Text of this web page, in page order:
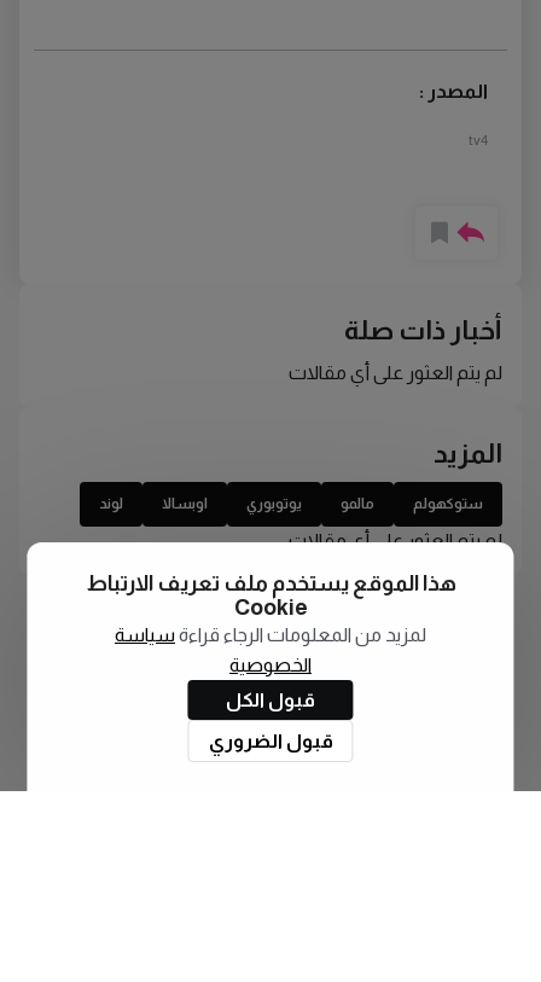
المصدر :
tv4
أخبار ذات صلة
لم يتم العثور على أي مقالات
المزيد
ستوكهولم مالمو يوتوبوري اوبسالا لوند
لم يتم العثور على أي مقالات
هذا الموقع يستخدم ملف تعريف الارتباط
Cookie
لمزيد من المعلومات الرجاء قراءة سياسة
الخصوصية
قبول الكل
قبول الضروري